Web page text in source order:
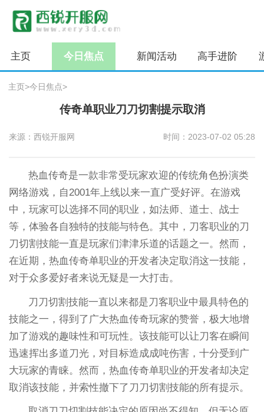
主页 今日焦点 新闻活动 高手进阶
主页>今日焦点>
传奇单职业刀刀切割提示取消
来源：西锐开服网 时间：2023-07-02 05:28
热血传奇是一款非常受玩家欢迎的传统角色扮演类
网络游戏，自2001年上线以来一直广受好评。在游戏
中，玩家可以选择不同的职业，如法师、道士、战士
等，体验各自独特的技能与特色。其中，刀客职业的刀
刀切割技能一直是玩家们津津乐道的话题之一。然而，
在近期，热血传奇单职业的开发者决定取消这一技能，
对于众多爱好者来说无疑是一大打击。
刀刀切割技能一直以来都是刀客职业中最具特色的
技能之一，得到了广大热血传奇玩家的赞誉，极大地增
加了游戏的趣味性和可玩性。该技能可以让刀客在瞬间
迅速挥出多道刀光，对目标造成成吨伤害，十分受到广
大玩家的青睐。然而，热血传奇单职业的开发者却决定
取消该技能，并索性撤下了刀刀切割技能的所有提示。